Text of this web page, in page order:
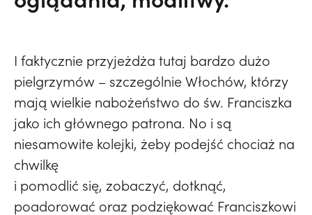
I faktycznie przyjeżdża tutaj bardzo dużo
pielgrzymów – szczególnie Włochów, którzy
mają wielkie nabożeństwo do św. Franciszka
jako ich głównego patrona. No i są
niesamowite kolejki, żeby podejść chociaż na
chwilkę
i pomodlić się, zobaczyć, dotknąć,
poadorować oraz podziękować Franciszkowi